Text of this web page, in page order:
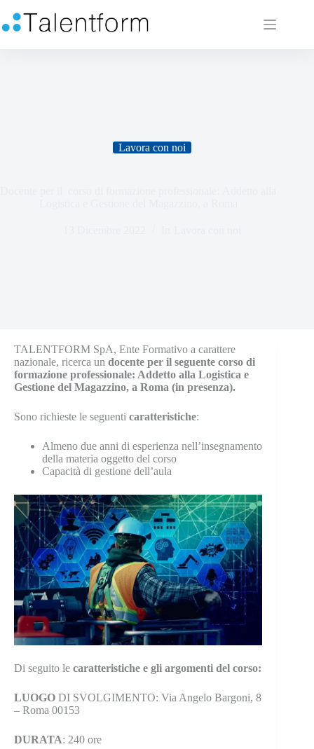
Lavora con noi
TALENTFORM SpA, Ente Formativo a carattere
nazionale, ricerca un docente per il seguente corso di
formazione professionale: Addetto alla Logistica e
Gestione del Magazzino, a Roma (in presenza).
Sono richieste le seguenti caratteristiche:
Almeno due anni di esperienza nell’insegnamento
della materia oggetto del corso
Capacità di gestione dell’aula
Di seguito le caratteristiche e gli argomenti del corso:
LUOGO DI SVOLGIMENTO: Via Angelo Bargoni, 8
– Roma 00153
DURATA: 240 ore